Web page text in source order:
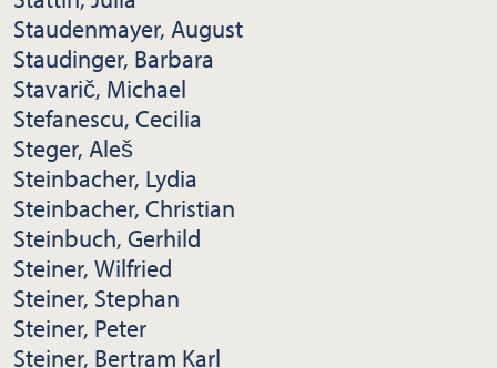
Staudenmayer, August
Staudinger, Barbara
Stavarič, Michael
Stefanescu, Cecilia
Steger, Aleš
Steinbacher, Lydia
Steinbacher, Christian
Steinbuch, Gerhild
Steiner, Wilfried
Steiner, Stephan
Steiner, Peter
Steiner, Bertram Karl